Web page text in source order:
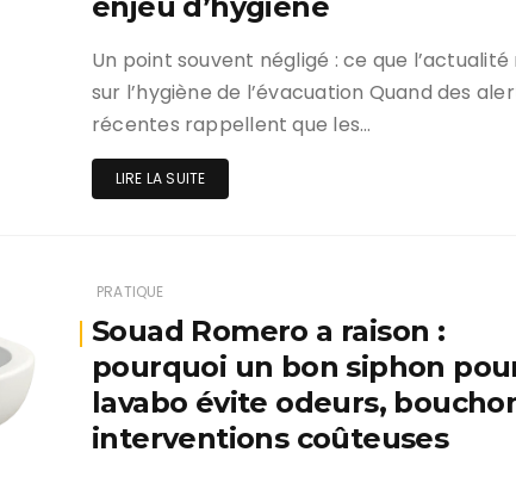
Un point souvent négligé : ce que l’actualité
sur l’hygiène de l’évacuation Quand des
récentes rappellent que les…
LIRE LA SUITE
PRATIQUE
Souad Romero a raison :
pourquoi un bon siphon
lavabo évite odeurs,
interventions coûteuses